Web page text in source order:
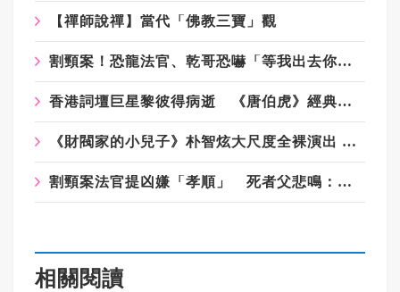
【禪師說禪】當代「佛教三寶」觀
割頸案！恐龍法官、乾哥恐嚇「等我出去你就知」掀眾怒 兇嫌爸媽被肉搜
香港詞壇巨星黎彼得病逝 《唐伯虎》經典台詞「我左青龍右白虎」成絕響
《財閥家的小兒子》朴智炫大尺度全裸演出 與宋承憲床戲有壓力
割頸案法官提凶嫌「孝順」 死者父悲鳴：法官是加害者幫兇
相關閱讀